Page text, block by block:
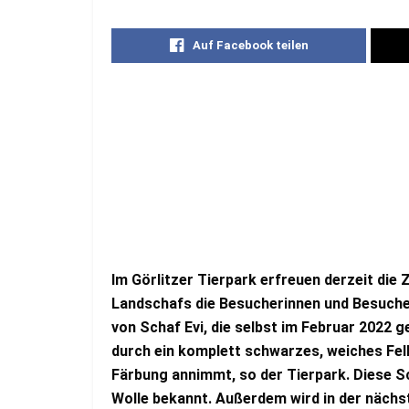
Auf Facebook teilen
Im Görlitzer Tierpark erfreuen derzeit die
Landschafs die Besucherinnen und
von Schaf Evi, die selbst im Februar 2022
durch ein komplett schwarzes, weiches
Färbung annimmt, so der Tierpark. Diese
Wolle bekannt. Außerdem wird in der